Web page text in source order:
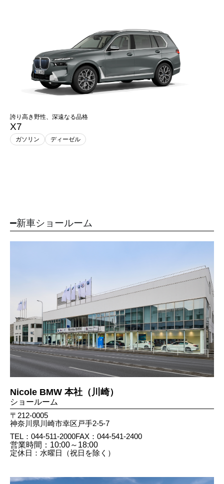
誇り高き野性、深遠なる品格
X7
ガソリン ディーゼル
新車ショールーム
Nicole BMW 本社（川崎）
ショールーム
〒212-0005
神奈川県川崎市幸区戸手2-5-7
TEL：044-511-2000FAX：044​-541​-2400
営業時間：10:00～18:00
定休日：水曜日（祝日を除く）